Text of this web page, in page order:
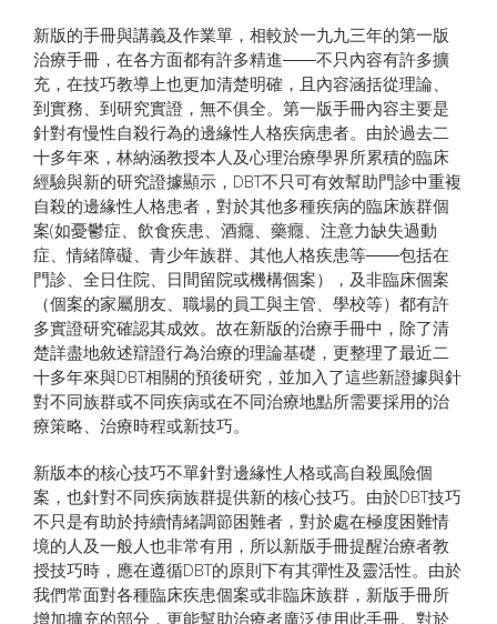
新版的手冊與講義及作業單，相較於一九九三年的第一版
治療手冊，在各方面都有許多精進――不只內容有許多擴
充，在技巧教導上也更加清楚明確，且內容涵括從理論、
到實務、到研究實證，無不俱全。第一版手冊內容主要是
針對有慢性自殺行為的邊緣性人格疾病患者。由於過去二
十多年來，林納涵教授本人及心理治療學界所累積的臨床
經驗與新的研究證據顯示，DBT不只可有效幫助門診中重複
自殺的邊緣性人格患者，對於其他多種疾病的臨床族群個
案(如憂鬱症、飲食疾患、酒癮、藥癮、注意力缺失過動
症、情緒障礙、青少年族群、其他人格疾患等――包括在
門診、全日住院、日間留院或機構個案），及非臨床個案
（個案的家屬朋友、職場的員工與主管、學校等）都有許
多實證研究確認其成效。故在新版的治療手冊中，除了清
楚詳盡地敘述辯證行為治療的理論基礎，更整理了最近二
十多年來與DBT相關的預後研究，並加入了這些新證據與針
對不同族群或不同疾病或在不同治療地點所需要採用的治
療策略、治療時程或新技巧。
新版本的核心技巧不單針對邊緣性人格或高自殺風險個
案，也針對不同疾病族群提供新的核心技巧。由於DBT技巧
不只是有助於持續情緒調節困難者，對於處在極度困難情
境的人及一般人也非常有用，所以新版手冊提醒治療者教
授技巧時，應在遵循DBT的原則下有其彈性及靈活性。由於
我們常面對各種臨床疾患個案或非臨床族群，新版手冊所
增加擴充的部分，更能幫助治療者廣泛使用此手冊。對於